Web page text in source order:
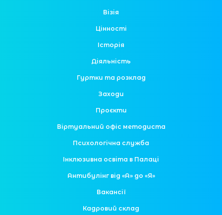
Візія
Цінності
Історія
Діяльність
Гуртки та розклад
Заходи
Проєкти
Віртуальний офіс методиста
Психологічна служба
Інклюзивна освіта в Палаці
Антибулінг від «А» до «Я»
Вакансії
Кадровий склад